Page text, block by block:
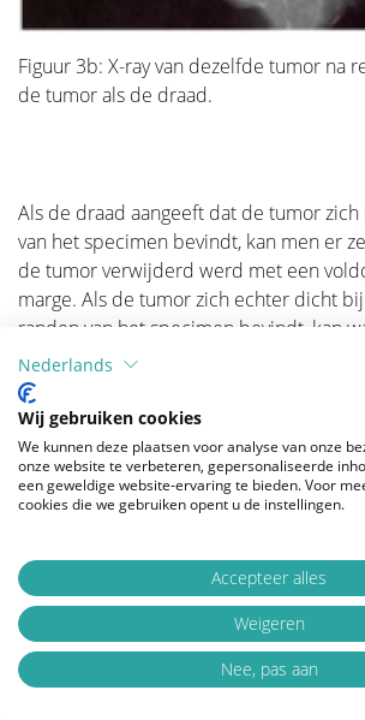
Nederlands
Wij gebruiken cookies
We kunnen deze plaatsen voor analyse van onze
onze website te verbeteren, gepersonaliseerde
een geweldige website-ervaring te bieden. Voor
cookies die we gebruiken opent u de instellingen.
Accepteer alles
Weigeren
Nee, pas aan
Figuur 3b: X-ray van dezelfde tumor na
de tumor als de draad.
Als de draad aangeeft dat de tumor
van het specimen bevindt, kan men er
de tumor verwijderd werd met een
marge. Als de tumor zich echter dicht
randen van het specimen bevindt, kan
borstweefsel verwijderd worden
de patiënt in slaapt blijft.
Indien na tumorectomie de esthetische
borst is aangetast, kan een
zijn. Tegenwoordig kunnen kleine
verschillende methoden van
andere delen van deze website aan bod.